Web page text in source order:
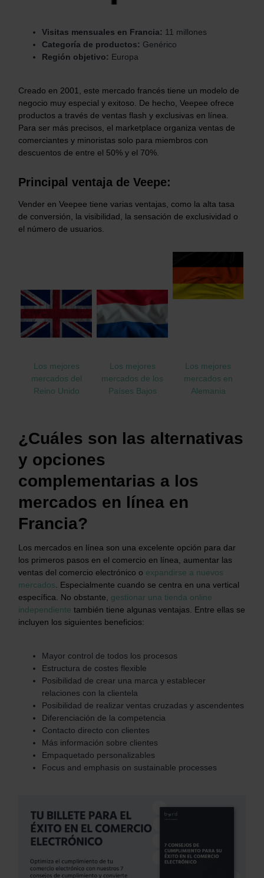
Visitas mensuales en Francia: 11 millones
Categoría de productos: Genérico
Región objetivo: Europa
Creado en 2001, este mercado francés tiene un modelo de
negocio muy especial y exitoso. De hecho, Veepee ofrece
productos a través de ventas flash y exclusivas en línea.
Para ser más precisos, el marketplace organiza ventas de
comerciantes y minoristas solo para miembros con
descuentos de entre el 50% y el 70%.
Principal ventaja de Veepe:
Vender en Veepee tiene varias ventajas, como la alta tasa
de conversión, la visibilidad, la sensación de exclusividad o
el número de usuarios.
Los mejores
mercados del
Reino Unido
Los mejores
mercados de los
Países Bajos
Los mejores
mercados en
Alemania
¿Cuáles son las alternativas
y opciones
complementarias a los
mercados en línea en
Francia?
Los mercados en línea son una excelente opción para dar
los primeros pasos en el comercio en línea, aumentar las
ventas del comercio electrónico o expandirse a nuevos
mercados . Especialmente cuando se centra en una vertical
específica. No obstante, gestionar una tienda online
independiente también tiene algunas ventajas. Entre ellas se
incluyen los siguientes beneficios:
Mayor control de todos los procesos
Estructura de costes flexible
Posibilidad de crear una marca y establecer
relaciones con la clientela
Posibilidad de realizar ventas cruzadas y ascendentes
Diferenciación de la competencia
Contacto directo con clientes
Más información sobre clientes
Empaquetado personalizables
Focus and emphasis on sustainable processes